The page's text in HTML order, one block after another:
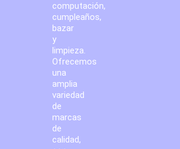
computación,
cumpleaños,
bazar
y
limpieza.
Ofrecemos
una
amplia
variedad
de
marcas
de
calidad,